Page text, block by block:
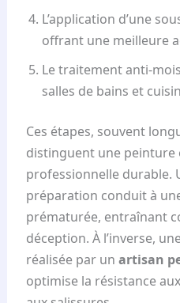
L’application d’une
offrant une meilleure
Le traitement anti-
salles de bains et
Ces étapes, souvent
distinguent une peinture
professionnelle durable.
préparation conduit à
prématurée, entraînant
déception. À l’inverse,
réalisée par un artisan
optimise la résistance